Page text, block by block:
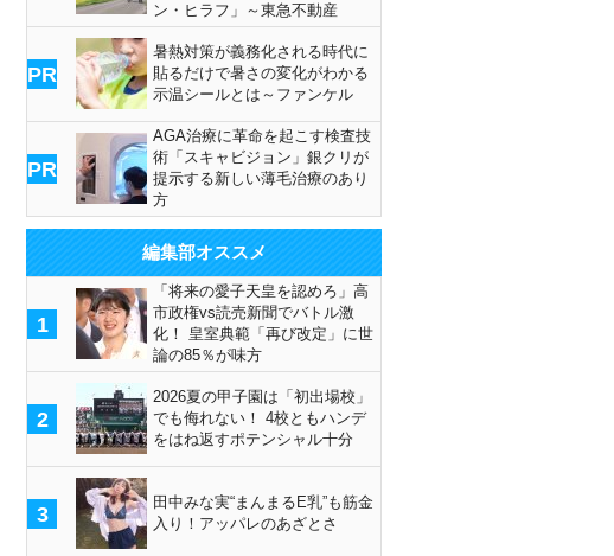
ン・ヒラフ」～東急不動産
PR
暑熱対策が義務化される時代に
貼るだけで暑さの変化がわかる
示温シールとは～ファンケル
PR
AGA治療に革命を起こす検査技
術「スキャビジョン」銀クリが
提示する新しい薄毛治療のあり
方
編集部オススメ
1
「将来の愛子天皇を認めろ」高
市政権vs読売新聞でバトル激
化！ 皇室典範「再び改定」に世
論の85％が味方
2
2026夏の甲子園は「初出場校」
でも侮れない！ 4校ともハンデ
をはね返すポテンシャル十分
3
田中みな実“まんまるE乳”も筋金
入り！アッパレのあざとさ